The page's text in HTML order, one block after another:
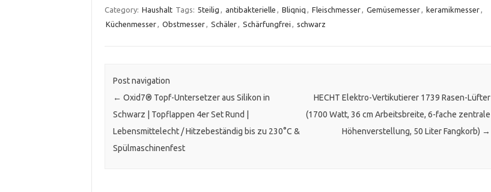
Category: Haushalt Tags: 5teilig , antibakterielle , Bliqniq , Fleischmesser, Gemüsemesser, keramikmesser,
Küchenmesser, Obstmesser, Schäler, Schärfungfrei , schwarz
Post navigation
← Oxid7® Topf-Untersetzer aus Silikon in
Schwarz | Topflappen 4er Set Rund |
Lebensmittelecht / Hitzebeständig bis zu 230°C &
Spülmaschinenfest
HECHT Elektro-Vertikutierer 1739 Rasen-Lüfter
(1700 Watt, 36 cm Arbeitsbreite, 6-fache zentrale
Höhenverstellung, 50 Liter Fangkorb) →